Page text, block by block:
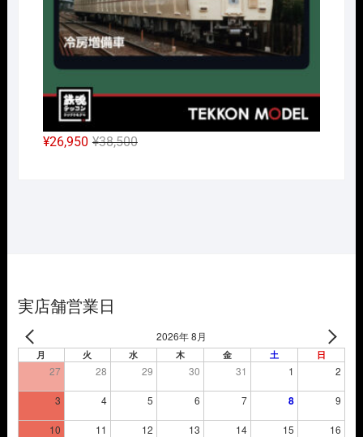
¥38,500元
¥26,950
現
実店舗営業日
2026年 8月
月 火 水 木 金 土 日
27 28 29 30 31 1 2
3 4 5 6 7 8 9
10 11 12 13 14 15 16